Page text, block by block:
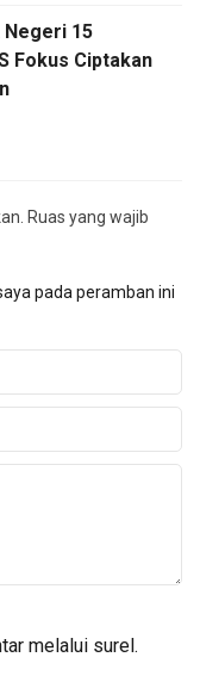
Negeri 15
Fokus Ciptakan
Ruas yang wajib
pada peramban ini
melalui surel.